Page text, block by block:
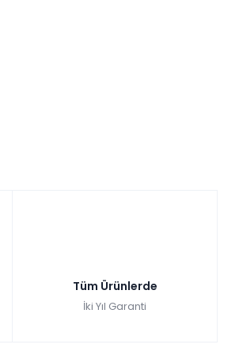
Tüm Ürünlerde
İki Yıl Garanti